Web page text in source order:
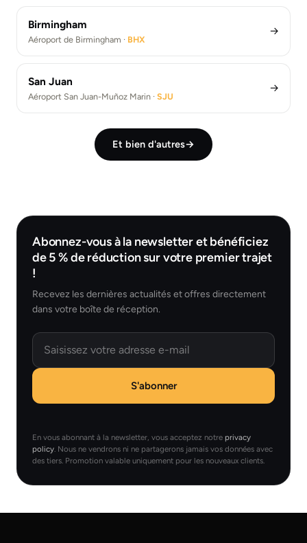
Birmingham
Aéroport de Birmingham · BHX
→
San Juan
Aéroport San Juan-Muñoz Marin · SJU
→
Et bien d'autres→
Abonnez-vous à la newsletter et bénéficiez
de 5 % de réduction sur votre premier trajet
!
Recevez les dernières actualités et offres directement
dans votre boîte de réception.
Email
S'abonner
En vous abonnant à la newsletter, vous acceptez notre privacy
policy . Nous ne vendrons ni ne partagerons jamais vos données avec
des tiers. Promotion valable uniquement pour les nouveaux clients.